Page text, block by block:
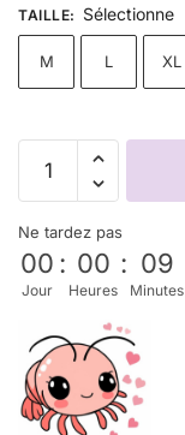
TAILLE: Sélectionne
M L XL
Ne tardez pas
00
Jour
: 00
Heures
: 09
Minutes